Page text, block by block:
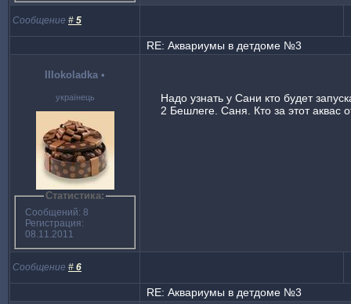
Сообщение # 5
RE: Аквариумы в детдоме №3
IIIokoladka •
українець
Статистика:
Сообщений: 8
Регистрация:
08.11.2011
Надо узнать у Сани кто будет
2 Бешлеге. Саня. Кто за этот аквас
Сообщение # 6
RE: Аквариумы в детдоме №3